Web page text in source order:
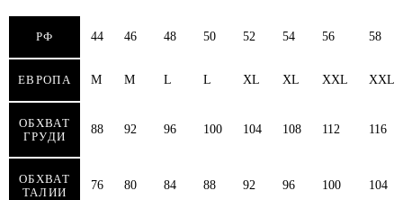
РФ 44 46 48 50 52 54 56 58
ЕВРОПА M M L L XL XL XXL XXL
ОБХВАТ
ГРУДИ
88 92 96 100 104 108 112 116
ОБХВАТ
ТАЛИИ
76 80 84 88 92 96 100 104